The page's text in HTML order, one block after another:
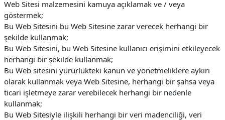
Web Sitesi malzemesini kamuya açıklamak ve / veya
göstermek;
Bu Web Sitesini bu Web Sitesine zarar verecek herhangi bir
şekilde kullanmak;
Bu Web Sitesini, bu Web Sitesine kullanıcı erişimini etkileyecek
herhangi bir şekilde kullanmak;
Bu Web sitesini yürürlükteki kanun ve yönetmeliklere aykırı
olarak kullanmak veya Web Sitesine, herhangi bir şahsa veya
ticari işletmeye zarar verebilecek herhangi bir nedenle
kullanmak;
Bu Web Sitesiyle ilişkili herhangi bir veri madenciliği, veri